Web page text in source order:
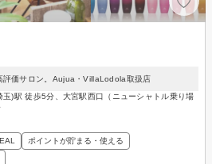
価サロン。Aujua・VillaLodola取扱店
)駅 徒歩5分、大宮駅西口（ニューシャトル乗り場
ポイントが貯まる・使える